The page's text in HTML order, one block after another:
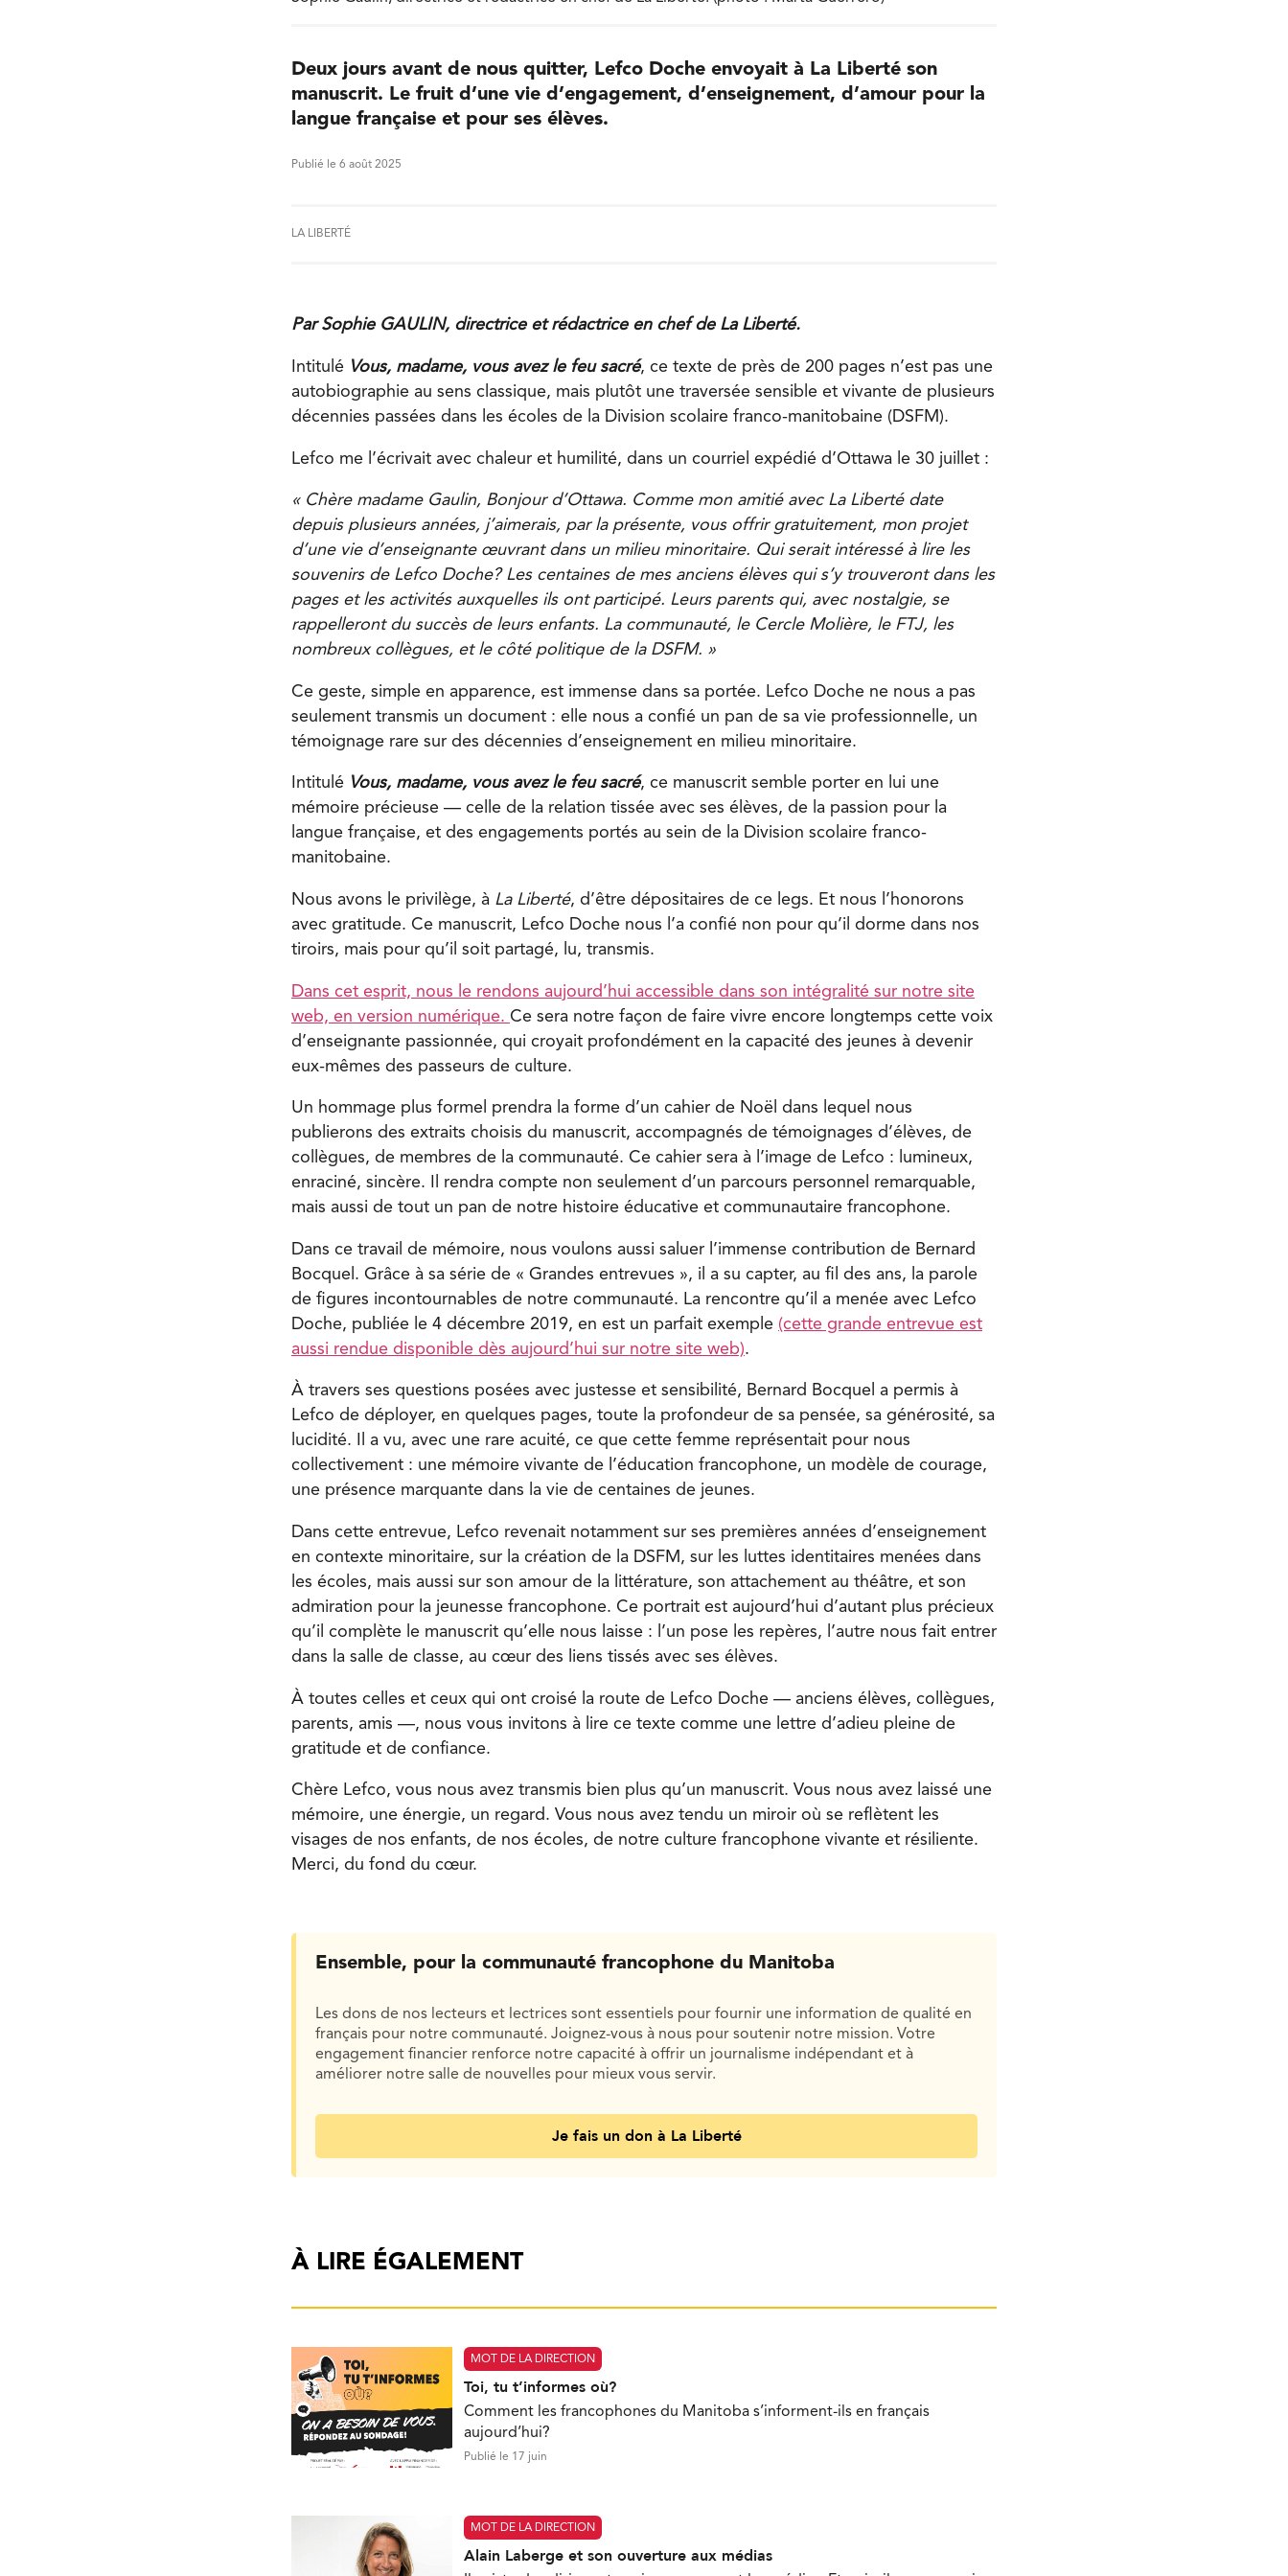
Deux jours avant de nous quitter, Lefco Doche envoyait à La Liberté son
manuscrit. Le fruit d’une vie d’engagement, d’enseignement, d’amour pour la
langue française et pour ses élèves.
Publié le 6 août 2025
LA LIBERTÉ
Par Sophie GAULIN, directrice et rédactrice en chef de La Liberté.
Intitulé Vous, madame, vous avez le feu sacré, ce texte de près de 200 pages n’est pas une
autobiographie au sens classique, mais plutôt une traversée sensible et vivante de plusieurs
décennies passées dans les écoles de la Division scolaire franco-manitobaine (DSFM).
Lefco me l’écrivait avec chaleur et humilité, dans un courriel expédié d’Ottawa le 30 juillet :
« Chère madame Gaulin, Bonjour d’Ottawa. Comme mon amitié avec La Liberté date
depuis plusieurs années, j’aimerais, par la présente, vous offrir gratuitement, mon projet
d’une vie d’enseignante œuvrant dans un milieu minoritaire. Qui serait intéressé à lire les
souvenirs de Lefco Doche? Les centaines de mes anciens élèves qui s’y trouveront dans les
pages et les activités auxquelles ils ont participé. Leurs parents qui, avec nostalgie, se
rappelleront du succès de leurs enfants. La communauté, le Cercle Molière, le FTJ, les
nombreux collègues, et le côté politique de la DSFM. »
Ce geste, simple en apparence, est immense dans sa portée. Lefco Doche ne nous a pas
seulement transmis un document : elle nous a confié un pan de sa vie professionnelle, un
témoignage rare sur des décennies d’enseignement en milieu minoritaire.
Intitulé Vous, madame, vous avez le feu sacré, ce manuscrit semble porter en lui une
mémoire précieuse — celle de la relation tissée avec ses élèves, de la passion pour la
langue française, et des engagements portés au sein de la Division scolaire franco-
manitobaine.
Nous avons le privilège, à La Liberté, d’être dépositaires de ce legs. Et nous l’honorons
avec gratitude. Ce manuscrit, Lefco Doche nous l’a confié non pour qu’il dorme dans nos
tiroirs, mais pour qu’il soit partagé, lu, transmis.
Dans cet esprit, nous le rendons aujourd’hui accessible dans son intégralité sur notre site
web, en version numérique. Ce sera notre façon de faire vivre encore longtemps cette voix
d’enseignante passionnée, qui croyait profondément en la capacité des jeunes à devenir
eux-mêmes des passeurs de culture.
Un hommage plus formel prendra la forme d’un cahier de Noël dans lequel nous
publierons des extraits choisis du manuscrit, accompagnés de témoignages d’élèves, de
collègues, de membres de la communauté. Ce cahier sera à l’image de Lefco : lumineux,
enraciné, sincère. Il rendra compte non seulement d’un parcours personnel remarquable,
mais aussi de tout un pan de notre histoire éducative et communautaire francophone.
Dans ce travail de mémoire, nous voulons aussi saluer l’immense contribution de Bernard
Bocquel. Grâce à sa série de « Grandes entrevues », il a su capter, au fil des ans, la parole
de figures incontournables de notre communauté. La rencontre qu’il a menée avec Lefco
Doche, publiée le 4 décembre 2019, en est un parfait exemple (cette grande entrevue est
aussi rendue disponible dès aujourd’hui sur notre site web).
À travers ses questions posées avec justesse et sensibilité, Bernard Bocquel a permis à
Lefco de déployer, en quelques pages, toute la profondeur de sa pensée, sa générosité, sa
lucidité. Il a vu, avec une rare acuité, ce que cette femme représentait pour nous
collectivement : une mémoire vivante de l’éducation francophone, un modèle de courage,
une présence marquante dans la vie de centaines de jeunes.
Dans cette entrevue, Lefco revenait notamment sur ses premières années d’enseignement
en contexte minoritaire, sur la création de la DSFM, sur les luttes identitaires menées dans
les écoles, mais aussi sur son amour de la littérature, son attachement au théâtre, et son
admiration pour la jeunesse francophone. Ce portrait est aujourd’hui d’autant plus précieux
qu’il complète le manuscrit qu’elle nous laisse : l’un pose les repères, l’autre nous fait entrer
dans la salle de classe, au cœur des liens tissés avec ses élèves.
À toutes celles et ceux qui ont croisé la route de Lefco Doche — anciens élèves, collègues,
parents, amis —, nous vous invitons à lire ce texte comme une lettre d’adieu pleine de
gratitude et de confiance.
Chère Lefco, vous nous avez transmis bien plus qu’un manuscrit. Vous nous avez laissé une
mémoire, une énergie, un regard. Vous nous avez tendu un miroir où se reflètent les
visages de nos enfants, de nos écoles, de notre culture francophone vivante et résiliente.
Merci, du fond du cœur.
Ensemble, pour la communauté francophone du Manitoba
Les dons de nos lecteurs et lectrices sont essentiels pour fournir une information de qualité en
français pour notre communauté. Joignez-vous à nous pour soutenir notre mission. Votre
engagement financier renforce notre capacité à offrir un journalisme indépendant et à
améliorer notre salle de nouvelles pour mieux vous servir.
Je fais un don à La Liberté
À LIRE ÉGALEMENT
MOT DE LA DIRECTION
Toi, tu t’informes où?
Comment les francophones du Manitoba s’informent-ils en français
aujourd’hui?
Publié le 17 juin
MOT DE LA DIRECTION
Alain Laberge et son ouverture aux médias